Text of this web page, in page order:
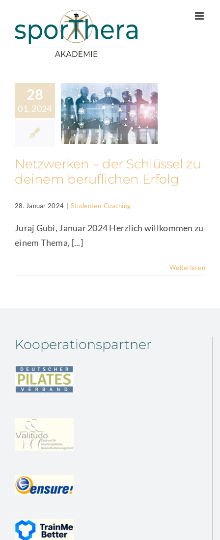
springen
28
01, 2024
Netzwerken – der Schlüssel zu
deinem beruflichen Erfolg
28. Januar 2024 | Studenten-Coaching
Juraj Gubi, Januar 2024 Herzlich willkommen zu
einem Thema, [...]
Weiterlesen
Kooperationspartner